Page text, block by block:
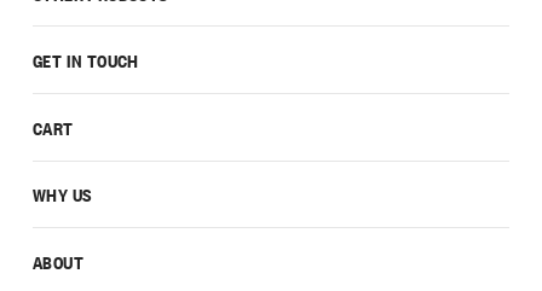
GET IN TOUCH
CART
WHY US
ABOUT